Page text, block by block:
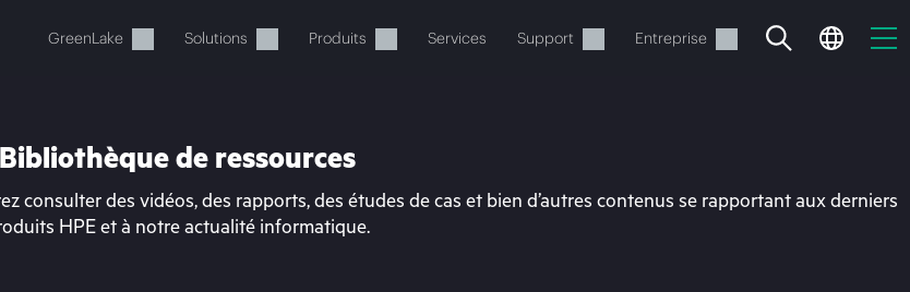
GreenLake Solutions Produits Services Support Entreprise
Bibliothèque de ressources
consulter des vidéos, des rapports, des études de cas et bien d’autres contenus se rapportant aux derniers
HPE et à notre actualité informatique.